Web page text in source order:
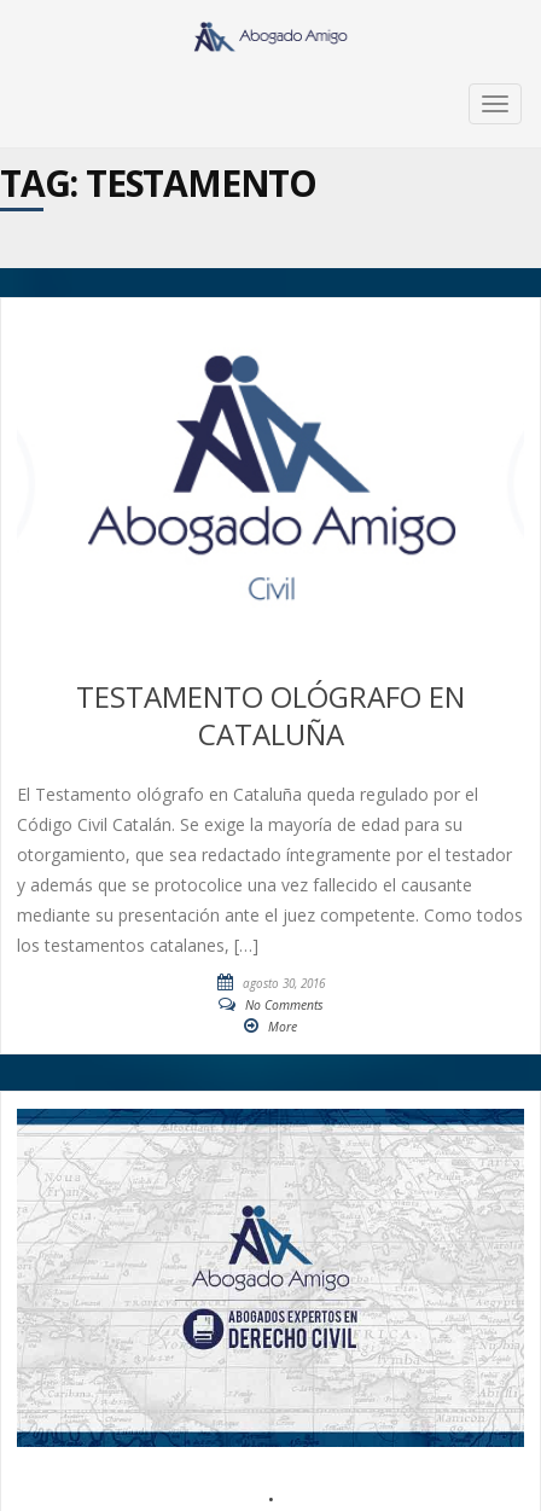
TAG: TESTAMENTO
TESTAMENTO OLÓGRAFO EN
CATALUÑA
El Testamento ológrafo en Cataluña queda regulado por el
Código Civil Catalán. Se exige la mayoría de edad para su
otorgamiento, que sea redactado íntegramente por el testador
y además que se protocolice una vez fallecido el causante
mediante su presentación ante el juez competente. Como todos
los testamentos catalanes, […]
agosto 30, 2016
No Comments
More
.